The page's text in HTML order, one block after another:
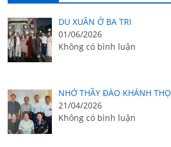
DU XUÂN Ở BA TRI
01/06/2026
Không có bình luận
NHỚ THẦY ĐÀO KHÁNH THỌ
21/04/2026
Không có bình luận